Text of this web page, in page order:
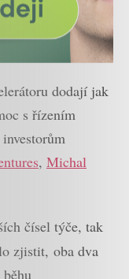
dodají jak
s řízením
, Michal
čísel týče, tak
zjistit, oba dva